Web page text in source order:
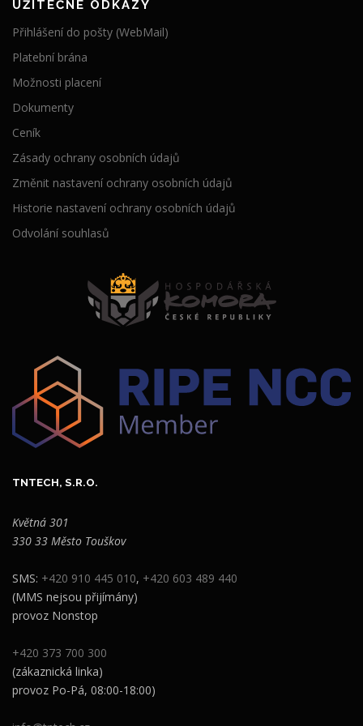
UŽITEČNÉ ODKAZY
Přihlášení do pošty (WebMail)
Platební brána
Možnosti placení
Dokumenty
Ceník
Zásady ochrany osobních údajů
Změnit nastavení ochrany osobních údajů
Historie nastavení ochrany osobních údajů
Odvolání souhlasů
TNTECH, S.R.O.
Květná 301
330 33 Město Touškov
SMS: +420 910 445 010, +420 603 489 440
(MMS nejsou přijímány)
provoz Nonstop
+420 373 700 300
(zákaznická linka)
provoz Po-Pá, 08:00-18:00)